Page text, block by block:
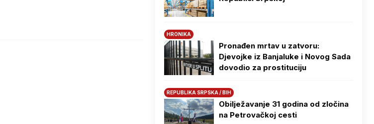
HRONIKA
Pronađen mrtav u zatvoru:
Djevojke iz Banjaluke i Novog Sada
dovodio za prostituciju
REPUBLIKA SRPSKA / BIH
Obilježavanje 31 godina od zločina
na Petrovačkoj cesti